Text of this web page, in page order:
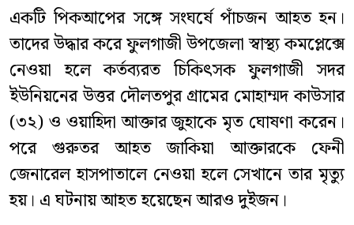
একটি পিকআপের সঙ্গে সংঘর্ষে পাঁচজন আহত হন।
তাদের উদ্ধার করে ফুলগাজী উপজেলা স্বাস্থ্য কমপ্লেক্সে
নেওয়া হলে কর্তব্যরত চিকিৎসক ফুলগাজী সদর
ইউনিয়নের উত্তর দৌলতপুর গ্রামের মোহাম্মদ কাউসার
(৩২) ও ওয়াহিদা আক্তার জুহাকে মৃত ঘোষণা করেন।
পরে গুরুতর আহত জাকিয়া আক্তারকে ফেনী
জেনারেল হাসপাতালে নেওয়া হলে সেখানে তার মৃত্যু
হয়। এ ঘটনায় আহত হয়েছেন আরও দুইজন।